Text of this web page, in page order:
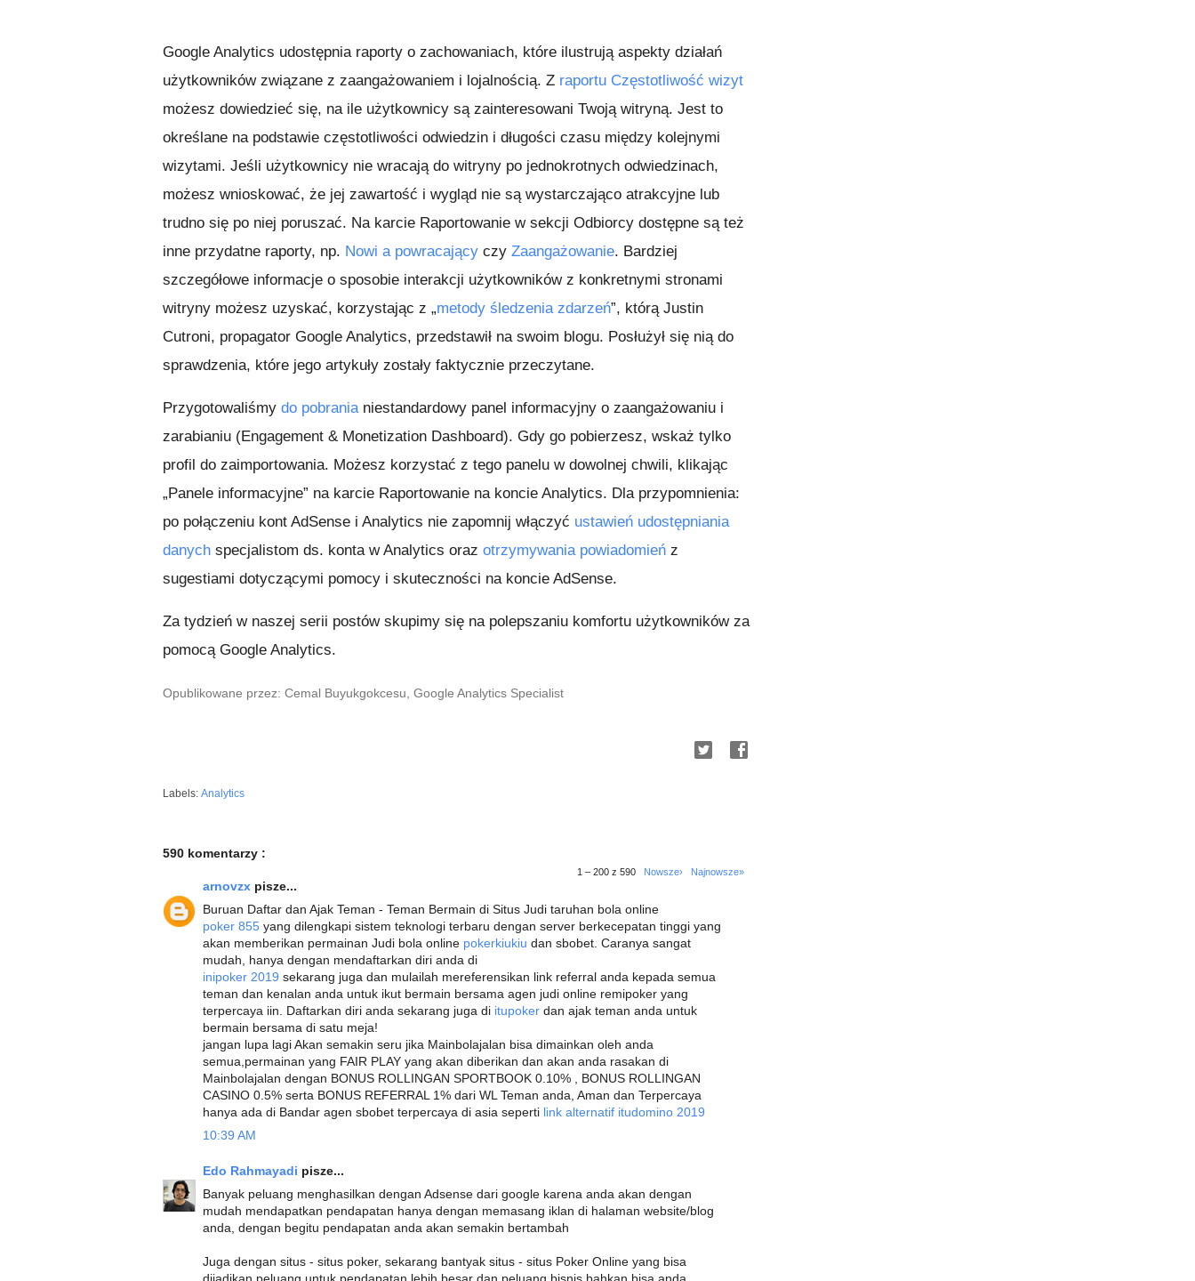
Google Analytics udostępnia raporty o zachowaniach, które ilustrują aspekty działań
użytkowników związane z zaangażowaniem i lojalnością. Z raportu Częstotliwość wizyt
możesz dowiedzieć się, na ile użytkownicy są zainteresowani Twoją witryną. Jest to
określane na podstawie częstotliwości odwiedzin i długości czasu między kolejnymi
wizytami. Jeśli użytkownicy nie wracają do witryny po jednokrotnych odwiedzinach,
możesz wnioskować, że jej zawartość i wygląd nie są wystarczająco atrakcyjne lub
trudno się po niej poruszać. Na karcie Raportowanie w sekcji Odbiorcy dostępne są też
inne przydatne raporty, np. Nowi a powracający czy Zaangażowanie. Bardziej
szczegółowe informacje o sposobie interakcji użytkowników z konkretnymi stronami
witryny możesz uzyskać, korzystając z „metody śledzenia zdarzeń”, którą Justin
Cutroni, propagator Google Analytics, przedstawił na swoim blogu. Posłużył się nią do
sprawdzenia, które jego artykuły zostały faktycznie przeczytane.
Przygotowaliśmy do pobranianiestandardowy panel informacyjny o zaangażowaniu i
zarabianiu (Engagement & Monetization Dashboard). Gdy go pobierzesz, wskaż tylko
profil do zaimportowania. Możesz korzystać z tego panelu w dowolnej chwili, klikając
„Panele informacyjne” na karcie Raportowanie na koncie Analytics. Dla przypomnienia:
po połączeniu kont AdSense i Analytics nie zapomnij włączyć ustawień udostępniania
danych specjalistom ds. konta w Analytics oraz otrzymywania powiadomień z
sugestiami dotyczącymi pomocy i skuteczności na koncie AdSense.
Za tydzień w naszej serii postów skupimy się na polepszaniu komfortu użytkowników za
pomocą Google Analytics.
Opublikowane przez: Cemal Buyukgokcesu, Google Analytics Specialist
Labels: Analytics
590 komentarzy :
1 – 200 z 590 Nowsze› Najnowsze»
arnovzx pisze...
Buruan Daftar dan Ajak Teman - Teman Bermain di Situs Judi taruhan bola online
poker 855 yang dilengkapi sistem teknologi terbaru dengan server berkecepatan tinggi yang
akan memberikan permainan Judi bola online pokerkiukiu dan sbobet. Caranya sangat
mudah, hanya dengan mendaftarkan diri anda di
inipoker 2019 sekarang juga dan mulailah mereferensikan link referral anda kepada semua
teman dan kenalan anda untuk ikut bermain bersama agen judi online remipoker yang
terpercaya iin. Daftarkan diri anda sekarang juga di itupoker dan ajak teman anda untuk
bermain bersama di satu meja!
jangan lupa lagi Akan semakin seru jika Mainbolajalan bisa dimainkan oleh anda
semua,permainan yang FAIR PLAY yang akan diberikan dan akan anda rasakan di
Mainbolajalan dengan BONUS ROLLINGAN SPORTBOOK 0.10% , BONUS ROLLINGAN
CASINO 0.5% serta BONUS REFERRAL 1% dari WL Teman anda, Aman dan Terpercaya
hanya ada di Bandar agen sbobet terpercaya di asia seperti link alternatif itudomino 2019
10:39 AM
Edo Rahmayadi pisze...
Banyak peluang menghasilkan dengan Adsense dari google karena anda akan dengan
mudah mendapatkan pendapatan hanya dengan memasang iklan di halaman website/blog
anda, dengan begitu pendapatan anda akan semakin bertambah
Juga dengan situs - situs poker, sekarang bantyak situs - situs Poker Online yang bisa